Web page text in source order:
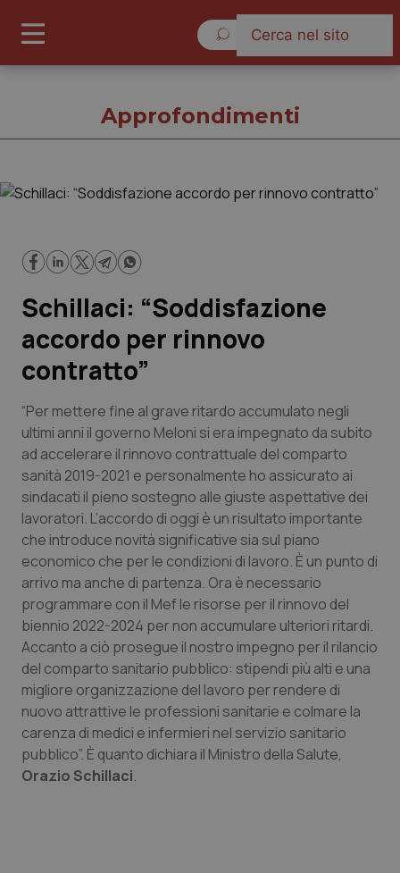
Cronache
Governo e Parlamento
Regioni e Asl
Scienza e Farmaci
Studi e Analisi
Lettere al direttore
Edizioni Regionali
QS Pro
Professionisti Sanitari.AI
Abruzzo
Basilicata
QS Pro Gold
Artrite & artrosi
QS Club Newsletter
Approfondimenti
Schillaci: “Soddisfazione
accordo per rinnovo
contratto”
“Per mettere fine al grave ritardo accumulato negli
ultimi anni il governo Meloni si era impegnato da subito
ad accelerare il rinnovo contrattuale del comparto
sanità 2019-2021 e personalmente ho assicurato ai
sindacati il pieno sostegno alle giuste aspettative dei
lavoratori. L’accordo di oggi è un risultato importante
che introduce novità significative sia sul piano
economico che per le condizioni di lavoro. È un punto di
arrivo ma anche di partenza. Ora è necessario
programmare con il Mef le risorse per il rinnovo del
biennio 2022-2024 per non accumulare ulteriori ritardi.
Accanto a ciò prosegue il nostro impegno per il rilancio
del comparto sanitario pubblico: stipendi più alti e una
migliore organizzazione del lavoro per rendere di
nuovo attrattive le professioni sanitarie e colmare la
carenza di medici e infermieri nel servizio sanitario
pubblico”. È quanto dichiara il Ministro della Salute,
Orazio Schillaci.